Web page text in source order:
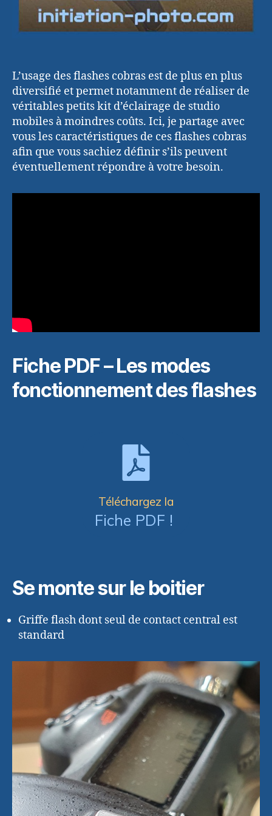
L’usage des flashes cobras est de plus en plus
diversifié et permet notamment de réaliser de
véritables petits kit d’éclairage de studio
mobiles à moindres coûts. Ici, je partage avec
vous les caractéristiques de ces flashes cobras
afin que vous sachiez définir s’ils peuvent
éventuellement répondre à votre besoin.
Fiche PDF – Les modes
fonctionnement des flashes
Téléchargez la
Fiche PDF !
Se monte sur le boitier
Griffe flash dont seul de contact central est
standard